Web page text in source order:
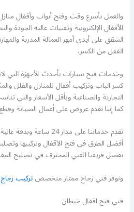
والعمل بأسرع وقت وفتح أبواب وأقفال
الأقفال الإلكترونية وتقنيات عالية الجودة
الشقق على أيدي أمهر العمالة المدربة
القفل من الكسر،
وخدمات فتح سيارات بأحدث الأجهزة التي
كسر الباب وتركيب أقفال للمنازل والفلل
التجارية والصناعية وبأقل الأسعار والتي
كما إننا نقدم عروض على أعمال الصيانة وقطع
نقدم خدماتنا على مدار 24
أفضل الطرق في فتح الأقفال وتركيبها
بفضل فريقنا الفني المحترف في تصليح
ونوفر فني زجاج ممتاز متخصصتركيب زجاج
فني فتح اقفال خيطان